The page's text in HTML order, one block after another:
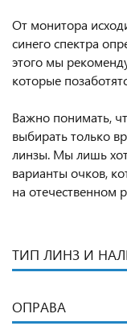
От монитора
синего спектра
этого мы
которые
Важно понимать,
выбирать только
линзы. Мы лишь
варианты очков,
на отечественном
ТИП ЛИНЗ И
ОПРАВА